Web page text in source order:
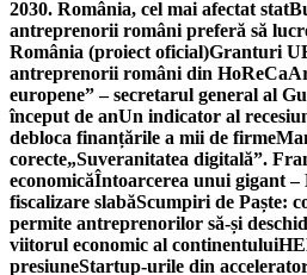
2030. România, cel mai afectat stat
antreprenorii români preferă să
România (proiect oficial)Granturi
antreprenorii români din HoReCa
europene” – secretarul general al
început de anUn indicator al
debloca finanțările a mii de firme
corecte„Suveranitatea digitală”.
economicăÎntoarcerea unui gigant –
fiscalizare slabăScumpiri de Paște:
permite antreprenorilor să-și
viitorul economic al continentului
presiuneStartup-urile din